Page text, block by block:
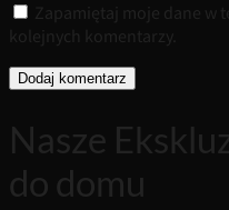
Zapamiętaj moje dane w
kolejnych komentarzy.
Nasze
do domu